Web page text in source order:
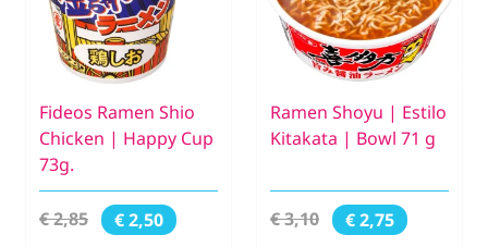
Fideos Ramen Shio
Chicken | Happy Cup
73g.
€ 2,85 € 2,50
Ramen Shoyu | Estilo
Kitakata | Bowl 71 g
€ 3,10 € 2,75